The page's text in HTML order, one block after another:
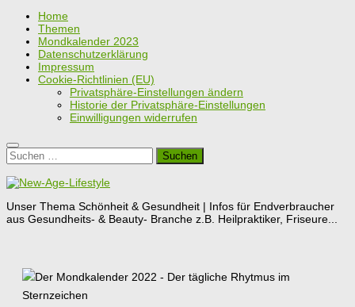
Home
Themen
Mondkalender 2023
Datenschutzerklärung
Impressum
Cookie-Richtlinien (EU)
Privatsphäre-Einstellungen ändern
Historie der Privatsphäre-Einstellungen
Einwilligungen widerrufen
Suchen
nach:
Unser Thema Schönheit & Gesundheit | Infos für Endverbraucher
aus Gesundheits- & Beauty- Branche z.B. Heilpraktiker, Friseure...